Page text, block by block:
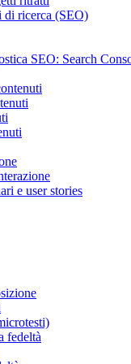
di ricerca (SEO)
SEO: Search
e user stories
fedeltà